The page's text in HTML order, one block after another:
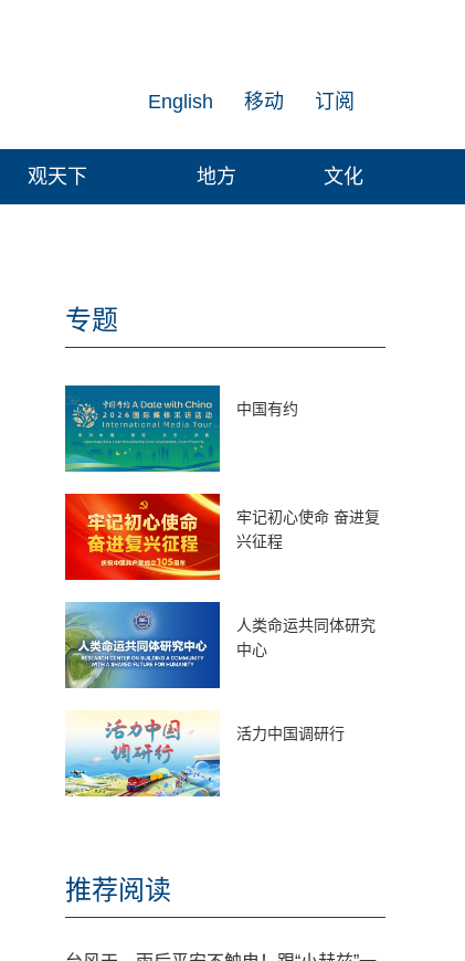
订阅
移动
English
观天下 地方 文化
专题
中国有约
牢记初心使命 奋进复
兴征程
人类命运共同体研究
中心
活力中国调研行
推荐阅读